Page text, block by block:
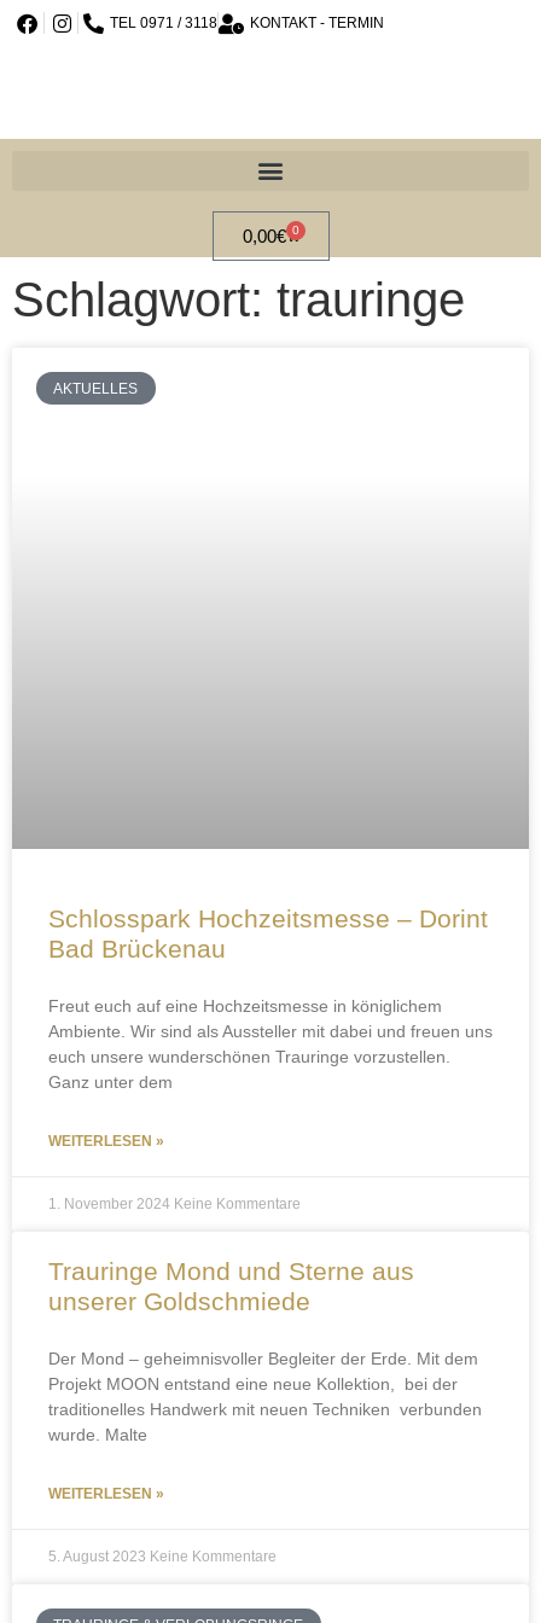
TEL 0971 / 3118 KONTAKT - TERMIN
0,00€ 0
Schlagwort: trauringe
AKTUELLES
Schlosspark Hochzeitsmesse – Dorint
Bad Brückenau
Freut euch auf eine Hochzeitsmesse in königlichem
Ambiente. Wir sind als Aussteller mit dabei und freuen uns
euch unsere wunderschönen Trauringe vorzustellen.
Ganz unter dem
WEITERLESEN »
1. November 2024 Keine Kommentare
Trauringe Mond und Sterne aus
unserer Goldschmiede
Der Mond – geheimnisvoller Begleiter der Erde. Mit dem
Projekt MOON entstand eine neue Kollektion, bei der
traditionelles Handwerk mit neuen Techniken verbunden
wurde. Malte
WEITERLESEN »
5. August 2023 Keine Kommentare